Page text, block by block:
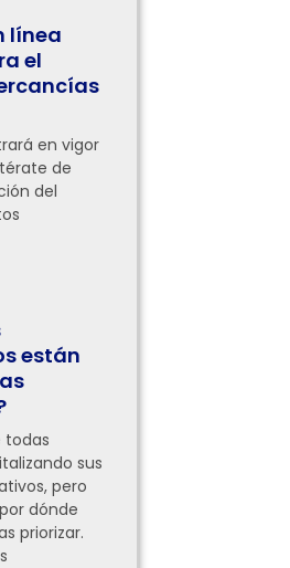
línea
el
en vigor
de
del
están
todas
sus
pero
dónde
priorizar.